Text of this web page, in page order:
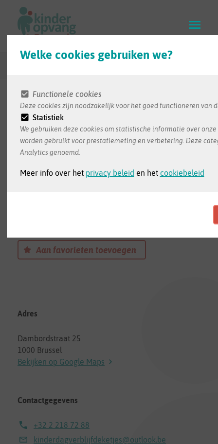
Welke cookies gebruiken we?
Functionele cookies
Deze cookies zijn noodzakelijk voor het goed functioneren van
Statistiek
We gebruiken deze cookies om statistische informatie over
worden gebruikt voor prestatiemeting en verbetering. Deze
Analytics genoemd.
Meer info over het privacy beleid en het cookiebeleid
De informatie in deze infofiche wordt ons bezorgd
door de opvang zelf. Dit is de meest recente
informatie die we ontvangen hebben
Aan favorieten toevoegen
Adres
Dambordstraat 25
1000 Brussel
Bekijken op Google Maps
Contactgegevens
+32 2 218 72 88
kinderdagverblijfdeketjes@outlook.be